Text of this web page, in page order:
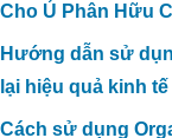
Cho Ủ Phân Hữu
Hướng dẫn sử
lại hiệu quả kinh
Cách sử dụng